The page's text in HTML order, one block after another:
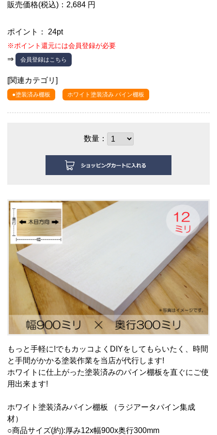
販売価格(税込)：2,684 円
ポイント： 24pt
※ポイント還元には会員登録が必要
⇒ 会員登録はこちら
[関連カテゴリ]
●塗装済み棚板 ホワイト塗装済み パイン棚板
数量：
もっと手軽に!でもカッコよくDIYをしてもらいたく、時間
と手間がかかる塗装作業を当店が代行します!
ホワイトに仕上がった塗装済みのパイン棚板を直ぐにご使
用出来ます!
ホワイト塗装済みパイン棚板 （ラジアータパイン集成
材）
○商品サイズ(約):厚み12x幅900x奥行300mm